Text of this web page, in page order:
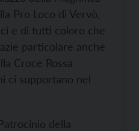
Pro Loco di Vervò,
e di tutti coloro che
particolare anche
Croce Rossa
ci supportano nel
della